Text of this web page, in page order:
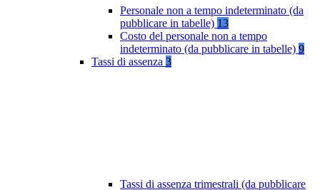
Personale non a tempo indeterminato (da
pubblicare in tabelle) 13
Costo del personale non a tempo
indeterminato (da pubblicare in tabelle) 9
Tassi di assenza 3
Tassi di assenza trimestrali (da pubblicare